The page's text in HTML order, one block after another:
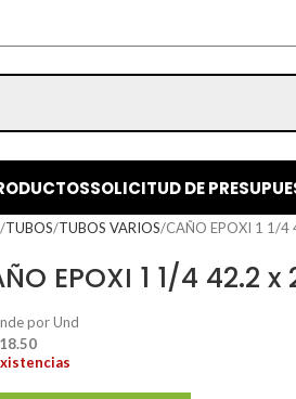
SOLICITUD DE
TUBOS TUBOS VARIOS CAÑO EPOXI 1 1/
EPOXI 1 1/4 42.2
por Und